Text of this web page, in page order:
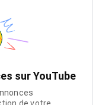
sur YouTube